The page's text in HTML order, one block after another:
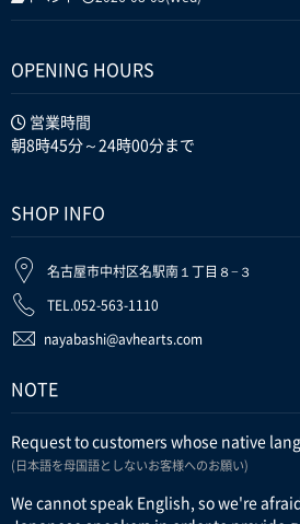
OPENING HOURS
営業時間
朝8時45分～24時00分まで
SHOP INFO
名古屋市中村区名駅南１丁目８−３
TEL.052-563-1110
nayabashi@avhearts.com
NOTE
Request to customers whose native
(日本語を母国語としないお客様へのお願い)
We cannot speak English, so we're